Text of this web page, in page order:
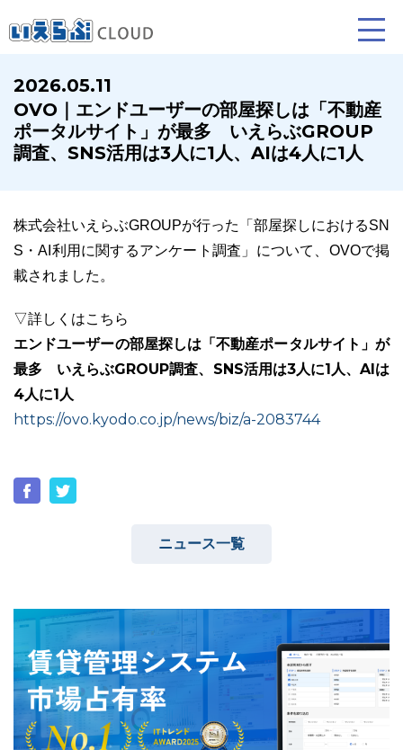
賃貸仲介
業務向け機能
売買仲介
業務向け機能
賃貸管理
業務向け機能
ホームページ制作について プラン紹介･制作の流れ
ニュース一覧 お役立ちブログ 資料ダウンロード
特長 サービス一覧 プラン
2026.05.11
OVO｜エンドユーザーの部屋探しは「不動産
ポータルサイト」が最多 いえらぶGROUP
調査、SNS活用は3人に1人、AIは4人に1人
株式会社いえらぶGROUPが行った「部屋探しにおけるSN
S・AI利用に関するアンケート調査」について、OVOで掲
載されました。
▽詳しくはこちら
エンドユーザーの部屋探しは「不動産ポータルサイト」が
最多 いえらぶGROUP調査、SNS活用は3人に1人、AIは
4人に1人
https://ovo.kyodo.co.jp/news/biz/a-2083744
ニュース一覧